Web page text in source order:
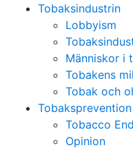
Tobaksindustrin
Lobbyism
Människor i
Tobakens
Tobak och
Tobacco
Opinion